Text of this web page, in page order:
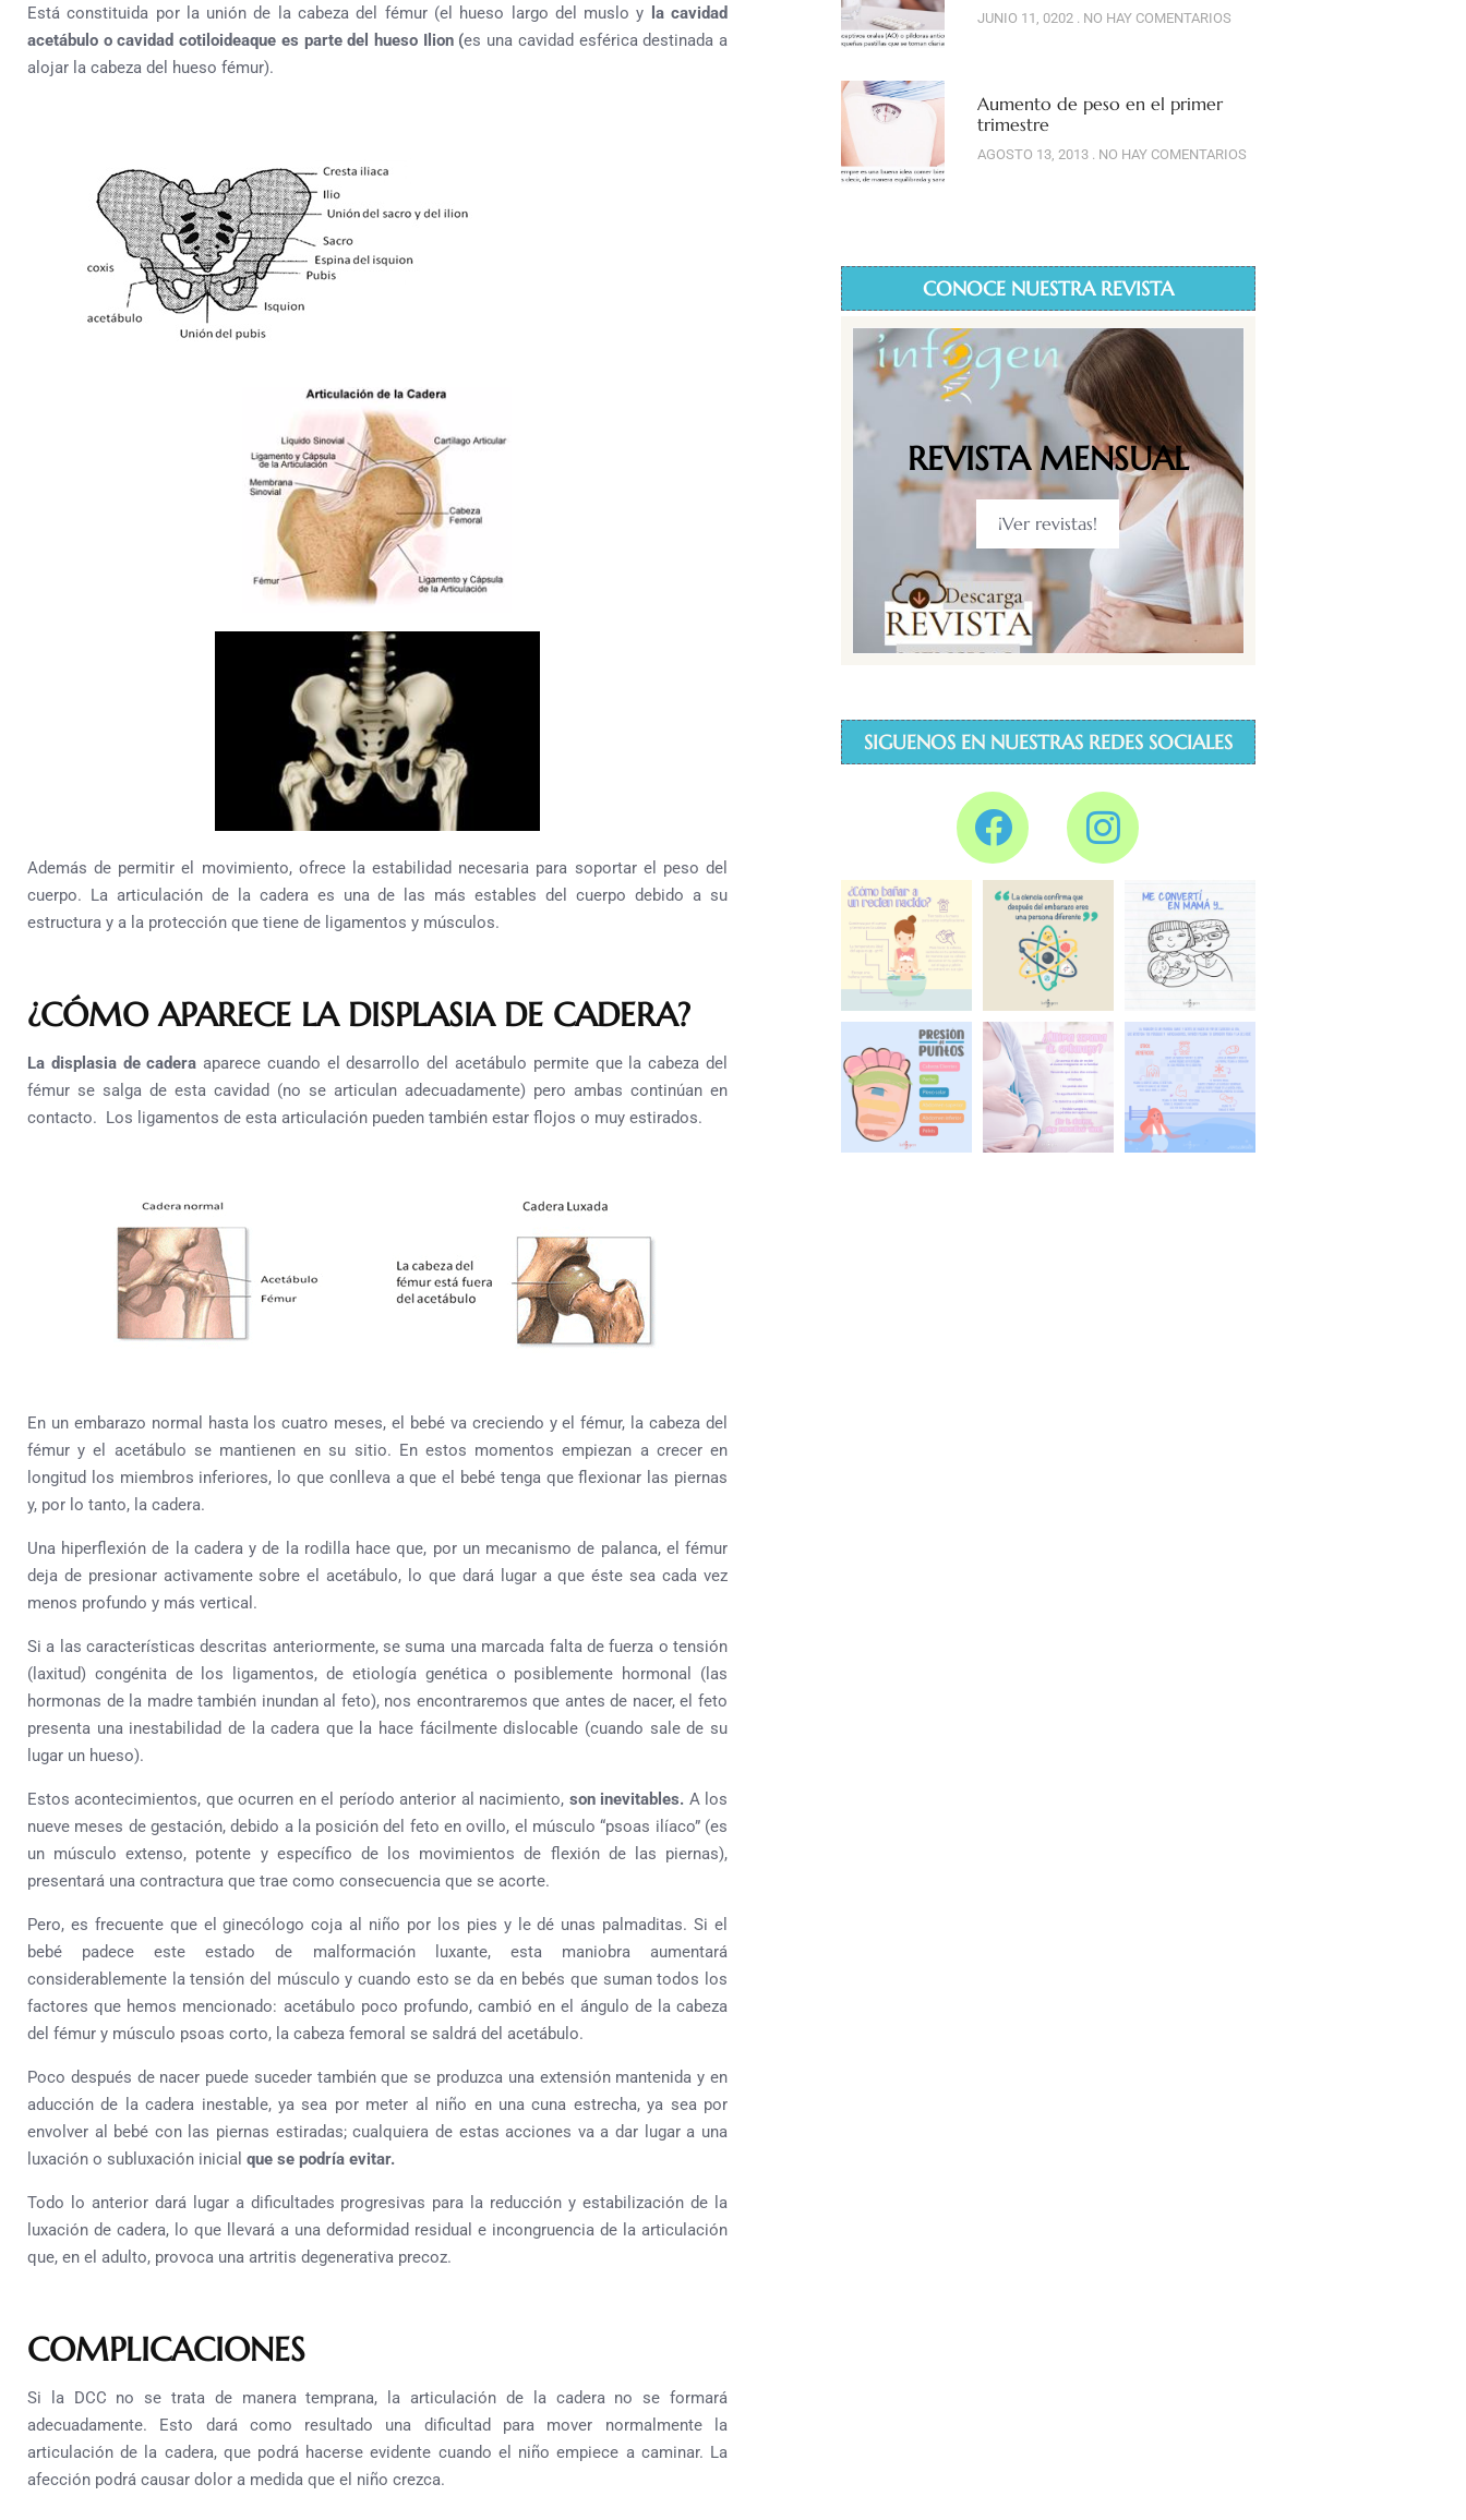
Está constituida por la unión de la cabeza del fémur (el hueso largo del muslo y
la cavidad
acetábulo o cavidad cotiloideaque es parte del hueso Ilion (es una cavidad esférica destinada a
alojar la cabeza del hueso fémur).
Además de permitir el movimiento, ofrece la estabilidad necesaria para soportar el peso del
cuerpo. La articulación de la cadera es una de las más estables del cuerpo debido a su
estructura y a la protección que tiene de ligamentos y músculos.
¿CÓMO APARECE LA DISPLASIA DE CADERA?
La displasia de caderaaparece cuando el desarrollo del acetábulo permite que la cabeza del
fémur se salga de esta cavidad (no se articulan adecuadamente) pero ambas continúan en
contacto. Los ligamentos de esta articulación pueden también estar flojos o muy estirados.
En un embarazo normal hasta los cuatro meses, el bebé va creciendo y el fémur, la cabeza del
fémur y el acetábulo se mantienen en su sitio. En estos momentos empiezan a crecer en
longitud los miembros inferiores, lo que conlleva a que el bebé tenga que flexionar las piernas
y, por lo tanto, la cadera.
Una hiperflexión de la cadera y de la rodilla hace que, por un mecanismo de palanca, el fémur
deja de presionar activamente sobre el acetábulo, lo que dará lugar a que éste sea cada vez
menos profundo y más vertical.
Si a las características descritas anteriormente, se suma una marcada falta de fuerza o tensión
(laxitud) congénita de los ligamentos, de etiología genética o posiblemente hormonal (las
hormonas de la madre también inundan al feto), nos encontraremos que antes de nacer, el feto
presenta una inestabilidad de la cadera que la hace fácilmente dislocable (cuando sale de su
lugar un hueso).
Estos acontecimientos, que ocurren en el período anterior al nacimiento, son inevitables. A los
nueve meses de gestación, debido a la posición del feto en ovillo, el músculo “psoas ilíaco” (es
un músculo extenso, potente y específico de los movimientos de flexión de las piernas),
presentará una contractura que trae como consecuencia que se acorte.
Pero, es frecuente que el ginecólogo coja al niño por los pies y le dé unas palmaditas. Si el
bebé padece este estado de malformación luxante, esta maniobra aumentará
considerablemente la tensión del músculo y cuando esto se da en bebés que suman todos los
factores que hemos mencionado: acetábulo poco profundo, cambió en el ángulo de la cabeza
del fémur y músculo psoas corto, la cabeza femoral se saldrá del acetábulo.
Poco después de nacer puede suceder también que se produzca una extensión mantenida y en
aducción de la cadera inestable, ya sea por meter al niño en una cuna estrecha, ya sea por
envolver al bebé con las piernas estiradas; cualquiera de estas acciones va a dar lugar a una
luxación o subluxación inicial que se podría evitar.
Todo lo anterior dará lugar a dificultades progresivas para la reducción y estabilización de la
luxación de cadera, lo que llevará a una deformidad residual e incongruencia de la articulación
que, en el adulto, provoca una artritis degenerativa precoz.
COMPLICACIONES
Si la DCC no se trata de manera temprana, la articulación de la cadera no se formará
adecuadamente. Esto dará como resultado una dificultad para mover normalmente la
articulación de la cadera, que podrá hacerse evidente cuando el niño empiece a caminar. La
afección podrá causar dolor a medida que el niño crezca.
JUNIO 11, 0202 NO HAY COMENTARIOS
Aumento de peso en el primer
trimestre
AGOSTO 13, 2013 NO HAY COMENTARIOS
CONOCE NUESTRA REVISTA
REVISTA MENSUAL
¡Ver revistas!
SIGUENOS EN NUESTRAS REDES SOCIALES